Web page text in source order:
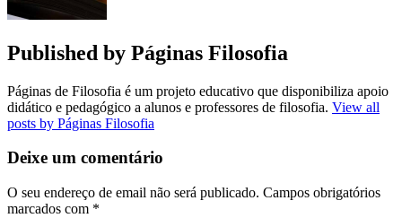
Published by Páginas Filosofia
Páginas de Filosofia é um projeto educativo que disponibiliza apoio
didático e pedagógico a alunos e professores de filosofia. View all
posts by Páginas Filosofia
Deixe um comentário
O seu endereço de email não será publicado. Campos obrigatórios
marcados com *